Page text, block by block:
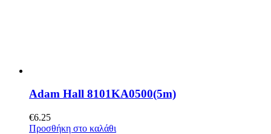
Adam Hall 8101KA0500(5m)
€6.25
Προσθήκη στο καλάθι